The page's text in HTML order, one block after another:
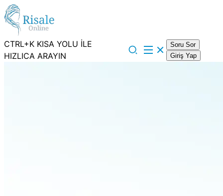
CTRL+K KISA YOLU İLE
HIZLICA ARAYIN
Soru Sor
Giriş Yap